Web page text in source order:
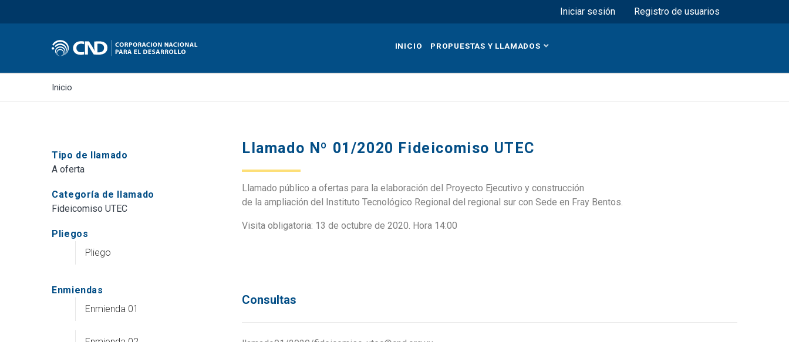
al
principal
Menú superior
Iniciar sesión Registro de usuarios
INICIO PROPUESTAS Y LLAMADOS
Inicio
Tipo de llamado
A oferta
Categoría de llamado
Fideicomiso UTEC
Pliegos
Pliego
Enmiendas
Enmienda 01
Llamado Nº 01/2020 Fideicomiso UTEC
Llamado público a ofertas para la elaboración del Proyecto Ejecutivo y construcción
de la ampliación del Instituto Tecnológico Regional del regional sur con Sede en Fray Bentos.
Visita obligatoria: 13 de octubre de 2020. Hora 14:00
Consultas